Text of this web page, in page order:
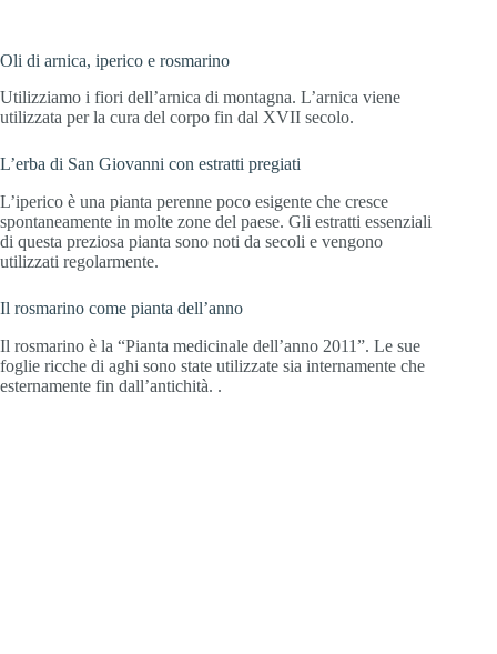
Oli di arnica, iperico e rosmarino
Utilizziamo i fiori dell’arnica di montagna. L’arnica viene
utilizzata per la cura del corpo fin dal XVII secolo.
L’erba di San Giovanni con estratti pregiati
L’iperico è una pianta perenne poco esigente che cresce
spontaneamente in molte zone del paese. Gli estratti essenziali
di questa preziosa pianta sono noti da secoli e vengono
utilizzati regolarmente.
Il rosmarino come pianta dell’anno
Il rosmarino è la “Pianta medicinale dell’anno 2011”. Le sue
foglie ricche di aghi sono state utilizzate sia internamente che
esternamente fin dall’antichità. .